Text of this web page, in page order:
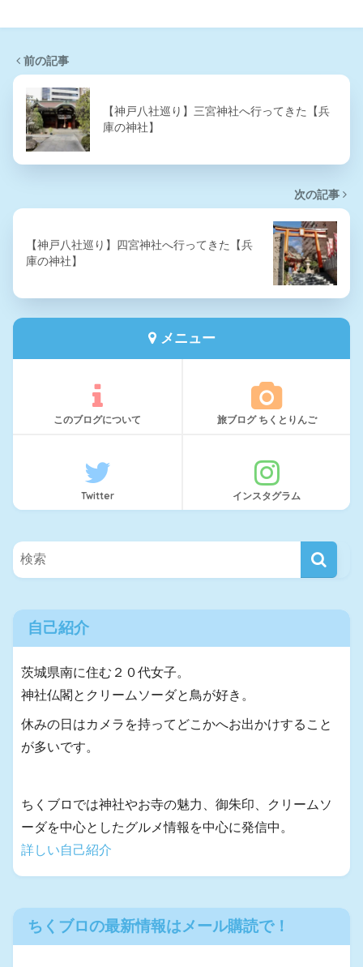
前の記事
【神戸八社巡り】三宮神社へ行ってきた【兵
庫の神社】
次の記事
【神戸八社巡り】四宮神社へ行ってきた【兵
庫の神社】
メニュー
このブログについて 旅ブログ ちくとりんご
Twitter インスタグラム
自己紹介
茨城県南に住む２０代女子。
神社仏閣とクリームソーダと鳥が好き。
休みの日はカメラを持ってどこかへお出かけすること
が多いです。
ちくブロでは神社やお寺の魅力、御朱印、クリームソ
ーダを中心としたグルメ情報を中心に発信中。
詳しい自己紹介
ちくブロの最新情報はメール購読で！